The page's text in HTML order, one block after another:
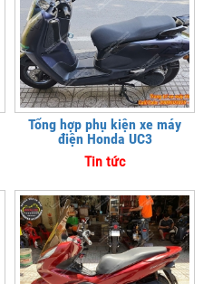
Tổng hợp phụ kiện xe máy
điện Honda UC3
Tin tức